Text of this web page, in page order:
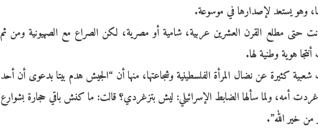
وهو يستعد لإصدارها في موسوعة.
حتى مطلع القرن العشرين عربية، شامية أو مصرية، لكن الصراع مع الصهيونية ومن ثم
هوية وطنية لها.
كثيرة عن نضال المرأة الفلسطينية وشجاعتها، منها أن “الجيش هدم بيتا بدعوى أن أحد
أمه، ولما سألها الضابط الإسرائيلي: ليش بتزغردي؟ قالت: ما كنش باقي حجارة بشوارع
من خير الله”.